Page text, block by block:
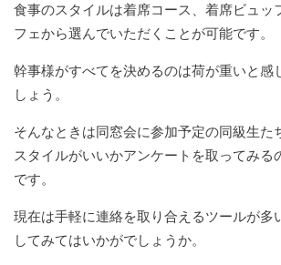
食事のスタイルは着席コース、着席ビュッ
フェから選んでいただくことが可能です。
幹事様がすべてを決めるのは荷が重いと感
しょう。
そんなときは同窓会に参加予定の同級生た
スタイルがいいかアンケートを取ってみる
です。
現在は手軽に連絡を取り合えるツールが多
してみてはいかがでしょうか。